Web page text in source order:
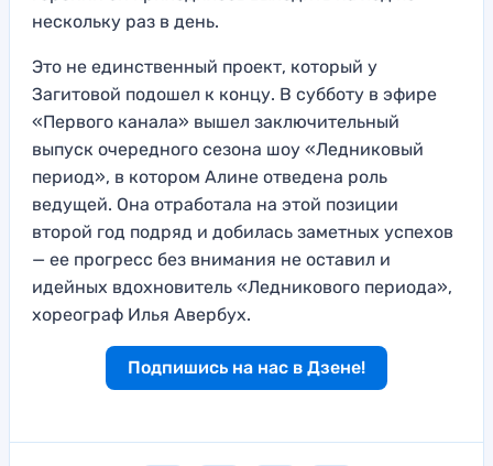
нескольку раз в день.
Это не единственный проект, который у
Загитовой подошел к концу. В субботу в эфире
«Первого канала» вышел заключительный
выпуск очередного сезона шоу «Ледниковый
период», в котором Алине отведена роль
ведущей. Она отработала на этой позиции
второй год подряд и добилась заметных успехов
— ее прогресс без внимания не оставил и
идейных вдохновитель «Ледникового периода»,
хореограф Илья Авербух.
Подпишись на нас в Дзене!